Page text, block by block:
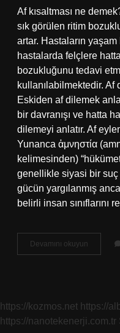
Af kısaltması ne
sık görülen ritim
artar. Hastaların
hastalarda felçlere
bozukluğunu tedavi
kullanılabilmektedir.
Eskiden af ​​dilemek
bir davranışı ve hatta
dilemeyi anlatır. Af
Yunanca ἀμνηστία
kelimesinden)
genellikle siyasi bir
gücün yargılanmış
belirli insan sınıflarını
Devamını okuyun
Ne
https://kozmos.net https://
https://nanotekenerji.com.tr